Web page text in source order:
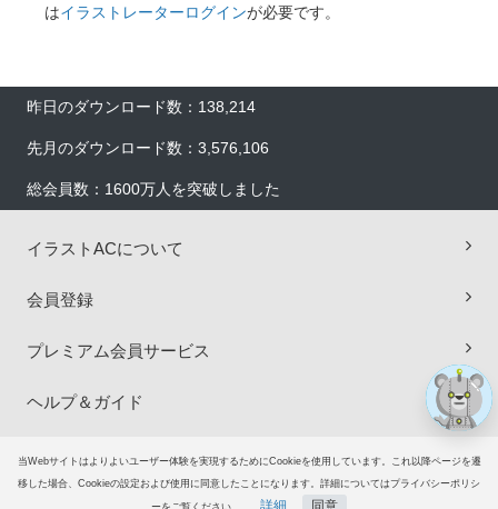
当Webサイトはよりよいユーザー体験を実現するためにCookieを使用しています。これ以降ページを遷
移した場合、Cookieの設定および使用に同意したことになります。詳細についてはプライバシーポリシ
ーをご覧ください。 詳細 同意
はイラストレーターログインが必要です。
昨日のダウンロード数：138,214
先月のダウンロード数：3,576,106
総会員数：1600万人を突破しました
イラストACについて
会員登録
プレミアム会員サービス
ヘルプ＆ガイド
グループサイト